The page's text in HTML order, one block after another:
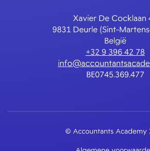
Xavier De Cocklaan
9831 Deurle (Sint-
België
+32 9 396 42 78
BE0745.369.477
© Accountants Academy